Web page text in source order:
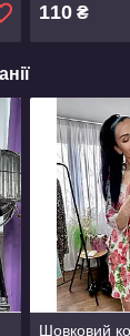
110₴
Шовковий